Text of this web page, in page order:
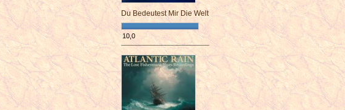
Du Bedeutest Mir Die Welt
10,0
¯¯¯¯¯¯¯¯¯¯¯¯¯¯¯¯¯¯¯¯¯¯¯¯